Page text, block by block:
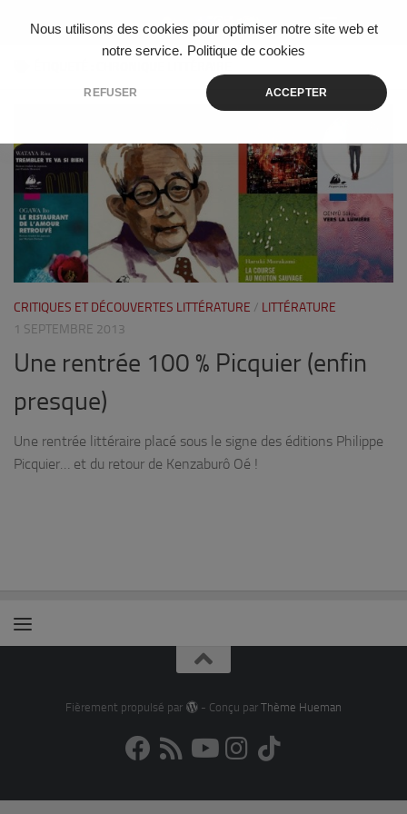
Nous utilisons des cookies pour optimiser notre site web et
notre service. Politique de cookies
REFUSER ACCEPTER
Skip to content
CRITIQUES ET DÉCOUVERTES LITTÉRATURE / LITTÉRATURE
1 SEPTEMBRE 2013
Une rentrée 100 % Picquier (enfin
presque)
Une rentrée littéraire placé sous le signe des éditions Philippe
Picquier… et du retour de Kenzaburô Oé !
Fièrement propulsé par - Conçu par Thème Hueman